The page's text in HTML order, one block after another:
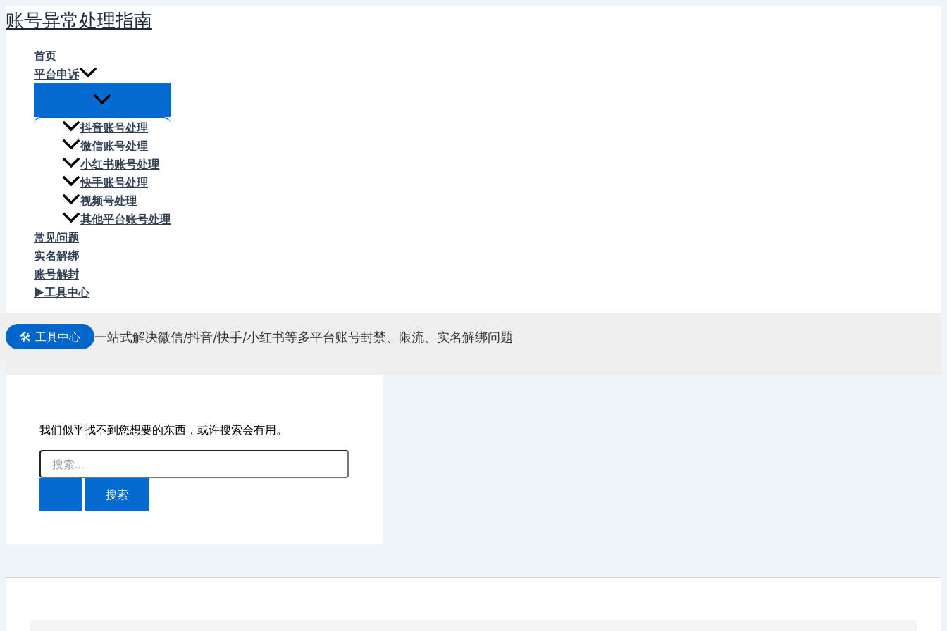
跳
至
账号异常处理指南
首页
平台申诉
抖音账号处理
微信账号处理
小红书账号处理
快手账号处理
视频号处理
其他平台账号处理
常见问题
实名解绑
账号解封
▶工具中心
🛠️ 工具中心 一站式解决微信/抖音/快手/小红书等多平台账号封禁、限流、实名解绑问题
我们似乎找不到您想要的东西，或许搜索会有用。
搜
索：